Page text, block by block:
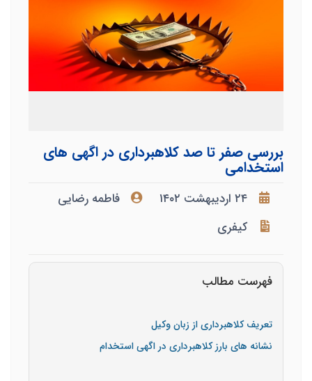
بررسی صفر تا صد کلاهبرداری در اگهی های
استخدامی
۲۴ اردیبهشت ۱۴۰۲
فاطمه رضایی
کیفری
فهرست مطالب
تعریف کلاهبرداری از زبان وکیل
نشانه های بارز کلاهبرداری در اگهی استخدام